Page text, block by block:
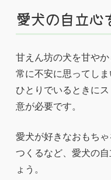
愛犬の自立心
甘えん坊の犬を甘や
常に不安に思ってしま
ひとりでいるときに
意が必要です。
愛犬が好きなおもち
つくるなど、愛犬の
ょう。